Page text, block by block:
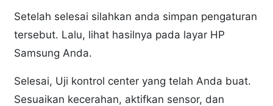
Setelah selesai silahkan anda simpan pengaturan
tersebut. Lalu, lihat hasilnya pada layar HP
Samsung Anda.
Selesai, Uji kontrol center yang telah Anda buat.
Sesuaikan kecerahan, aktifkan sensor, dan